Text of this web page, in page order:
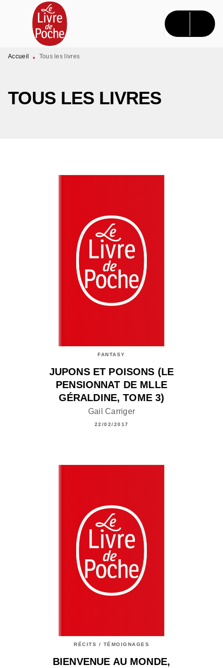
MENU RECHERCHE CONTENU
PIED DE PAGE
Accueil • Tous les livres
TOUS LES LIVRES
FANTASY
JUPONS ET POISONS (LE
PENSIONNAT DE MLLE
GÉRALDINE, TOME 3)
Gail Carriger
22/02/2017
RÉCITS / TÉMOIGNAGES
BIENVENUE AU MONDE,